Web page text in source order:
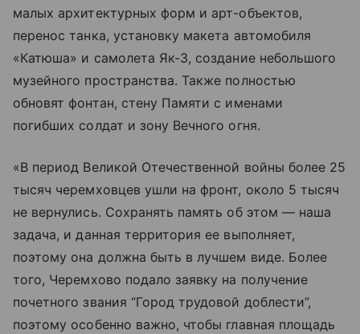
малых архитектурных форм и арт-объектов,
перенос танка, установку макета автомобиля
«Катюша» и самолета Як-3, создание небольшого
музейного пространства. Также полностью
обновят фонтан, стену Памяти с именами
погибших солдат и зону Вечного огня.
«В период Великой Отечественной войны более 25
тысяч черемховцев ушли на фронт, около 5 тысяч
не вернулись. Сохранять память об этом — наша
задача, и данная территория ее выполняет,
поэтому она должна быть в лучшем виде. Более
того, Черемхово подало заявку на получение
почетного звания “Город трудовой доблести”,
поэтому особенно важно, чтобы главная площадь